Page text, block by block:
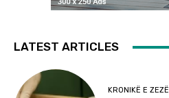
LATEST ARTICLES
KRONIKË E ZEZË